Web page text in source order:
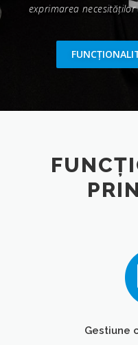
exprimarea
Gestiune